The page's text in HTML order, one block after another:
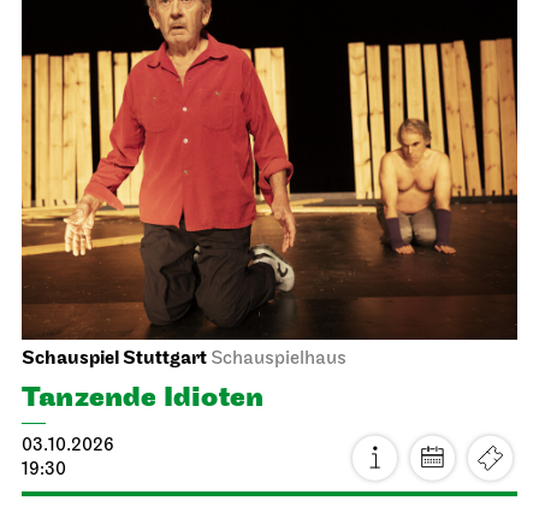
Schauspiel Stuttgart Schauspielhaus
Tanzende Idioten
03.10.2026
19:30